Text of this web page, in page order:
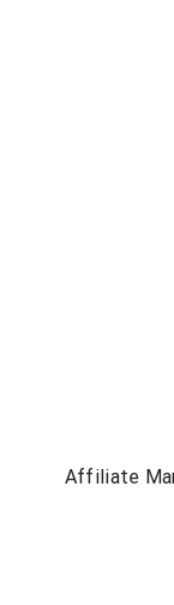
Affiliate